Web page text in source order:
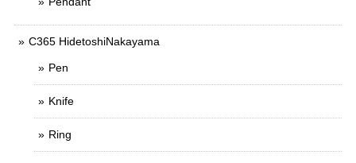
C365 HidetoshiNakayama
Pen
Knife
Ring